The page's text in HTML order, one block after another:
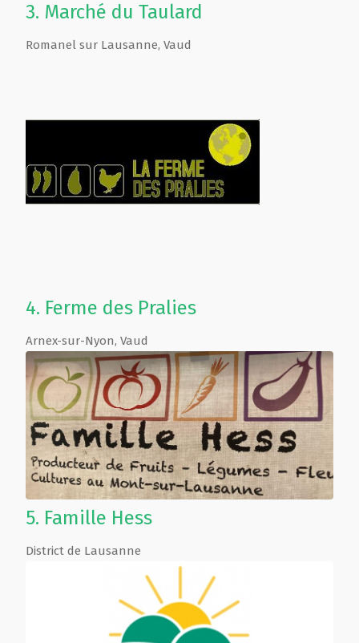
3. Marché du Taulard
Romanel sur Lausanne, Vaud
4. Ferme des Pralies
Arnex-sur-Nyon, Vaud
5. Famille Hess
District de Lausanne